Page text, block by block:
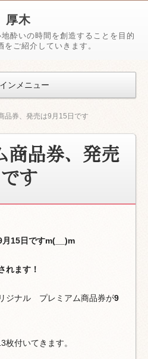
厚木
酔いの時間を創造することを目的
ご紹介していきます。
ンメニュー
品券、発売は9月15日です
商品券、発売
す
月15日ですm(__)m
れます！
ジナル プレミアム商品券が9
付いてきます。